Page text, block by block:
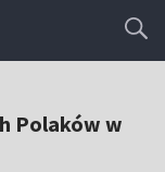
Polaków w